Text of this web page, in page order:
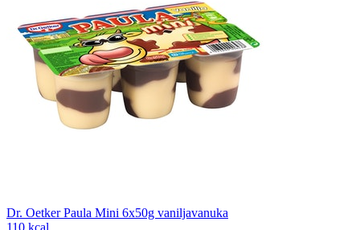
Dr. Oetker Paula Mini 6x50g vaniljavanuka